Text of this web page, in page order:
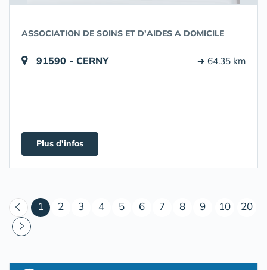
ASSOCIATION DE SOINS ET D'AIDES A DOMICILE
91590 - CERNY ➔ 64.35 km
Plus d'infos
1 (courant)
2 3 4 5 6 7 8 9 10 20